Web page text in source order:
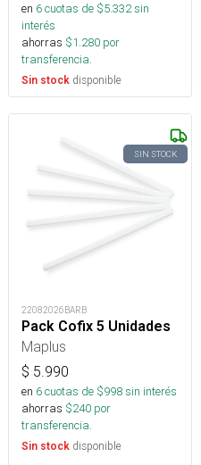
en 6cuotas de $5.332sin
interés
ahorras $1.280 por
transferencia.
Sin stock disponible
SIN STOCK
22082026BARB
Pack Cofix 5 Unidades
Maplus
$ 5.990
en 6cuotas de $998sin interés
ahorras $240 por
transferencia.
Sin stock disponible